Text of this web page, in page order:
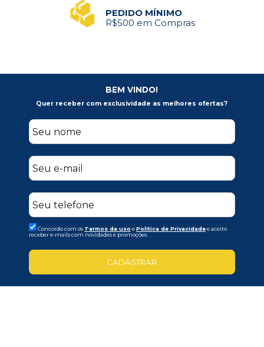
PEDIDO MÍNIMO
R$500 em Compras
BEM VINDO!
Quer receber com exclusividade as melhores ofertas?
Concordo com os Termos de uso ePolitica de Privacidadee aceito
receber e-mails com novidades e promoções.
CADASTRAR